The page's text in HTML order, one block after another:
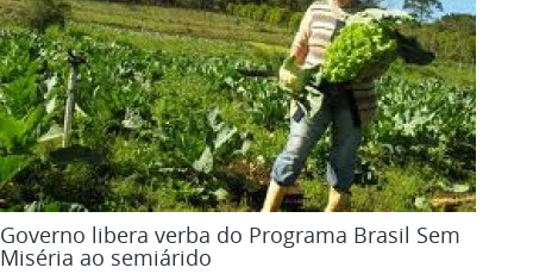
Governo libera verba do Programa Brasil Sem
Miséria ao semiárido